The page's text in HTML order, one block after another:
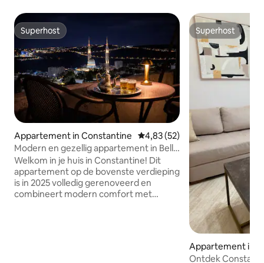
Superhost
Superhost
Appartement in Constantine Gemiddelde beoordeling van
4,83 (52)
Modern en gezellig appartement in Belle
Vue (Bel-Air)
Welkom in je huis in Constantine! Dit
appartement op de bovenste verdieping
is in 2025 volledig gerenoveerd en
combineert modern comfort met
Superhost
Superhost
Appartement in
Ontdek